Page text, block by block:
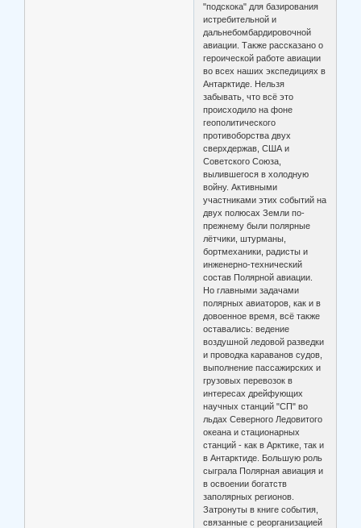
"подскока" для базирования
истребительной и
дальнебомбардировочной
авиации. Также рассказано о
героической работе авиации
во всех наших экспедициях в
Антарктиде. Нельзя
забывать, что всё это
происходило на фоне
геополитического
противоборства двух
сверхдержав, США и
Советского Союза,
вылившегося в холодную
войну. Активными
участниками этих событий на
двух полюсах Земли по-
прежнему были полярные
лётчики, штурманы,
бортмеханики, радисты и
инженерно-технический
состав Полярной авиации.
Но главными задачами
полярных авиаторов, как и в
довоенное время, всё также
оставались: ведение
воздушной ледовой разведки
и проводка караванов судов,
выполнение пассажирских и
грузовых перевозок в
интересах дрейфующих
научных станций "СП" во
льдах Северного Ледовитого
океана и стационарных
станций - как в Арктике, так и
в Антарктиде. Большую роль
сыграла Полярная авиация и
в освоении богатств
заполярных регионов.
Затронуты в книге события,
связанные с реорганизацией